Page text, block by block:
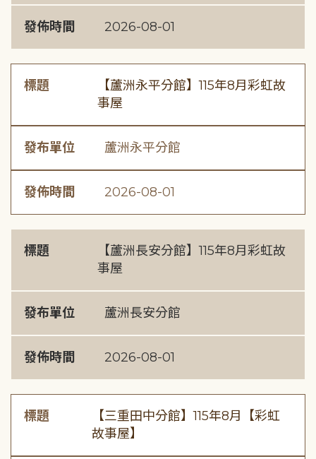
發佈時間 2026-08-01
標題
【蘆洲永平分館】115年8月彩虹故
事屋
發布單位 蘆洲永平分館
發佈時間 2026-08-01
標題
【蘆洲長安分館】115年8月彩虹故
事屋
發布單位 蘆洲長安分館
發佈時間 2026-08-01
標題
【三重田中分館】115年8月【彩虹
故事屋】